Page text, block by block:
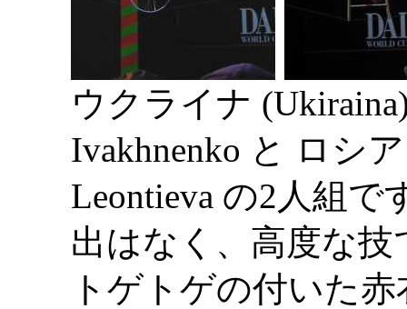
ウクライナ
Ivakhnenko と ロシ
Leontieva の2人組
出はなく、高度な
トゲトゲの付いた